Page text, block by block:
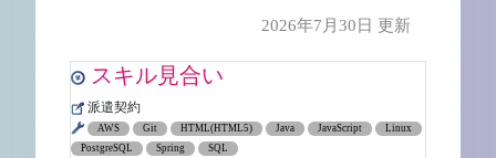
2026年7月30日 更新
スキル見合い
派遣契約
AWS Git HTML(HTML5) Java JavaScript
Linux
PostgreSQL
Spring SQL